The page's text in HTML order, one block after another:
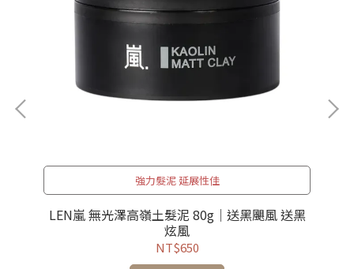
強力髮泥 延展性佳
LEN嵐 無光澤高嶺土髮泥 80g｜送黑颶風 送黑
炫風
NT$650